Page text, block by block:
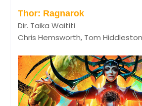
Thor: Ragnarok
Dir. Taika Waititi
Chris Hemsworth, Tom